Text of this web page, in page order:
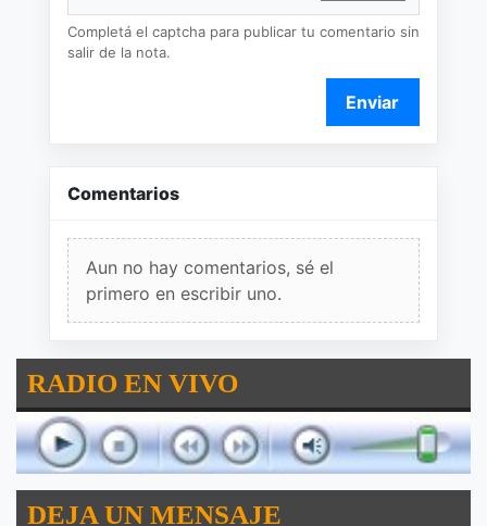
Completá el captcha para publicar tu comentario sin
salir de la nota.
Enviar
Comentarios
Aun no hay comentarios, sé el
primero en escribir uno.
RADIO EN VIVO
DEJA UN MENSAJE